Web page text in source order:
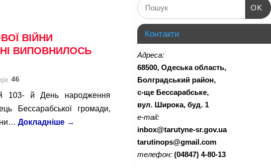
ВІЙНИ
ВИПОВНИЛОСЬ
46
103- й День народження
Бессарабської громади,
Докладніше →
OK
Контакти
Адреса:
68500, Одеська область,
Болградський район,
с-ще Бессарабське,
вул. Широка, буд. 1
e-mail:
inbox@tarutyne-sr.gov.ua
tarutinops@gmail.com
телефон: (04847) 4-80-13